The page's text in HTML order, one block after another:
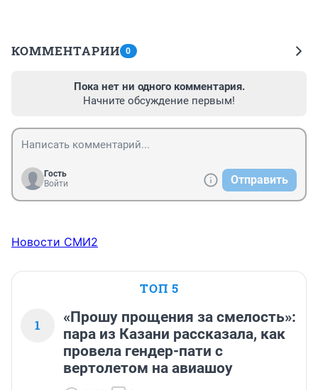
КОММЕНТАРИИ 0
Пока нет ни одного комментария.
Начните обсуждение первым!
Гость
Войти
Отправить
Новости СМИ2
ТОП 5
1
«Прошу прощения за смелость»:
пара из Казани рассказала, как
провела гендер-пати с
вертолетом на авиашоу